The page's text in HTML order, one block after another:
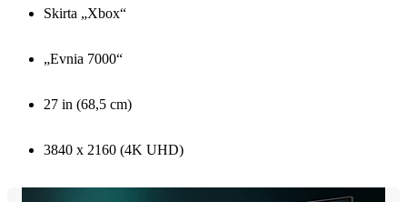
Skirta „Xbox“
„Evnia 7000“
27 in (68,5 cm)
3840 x 2160 (4K UHD)